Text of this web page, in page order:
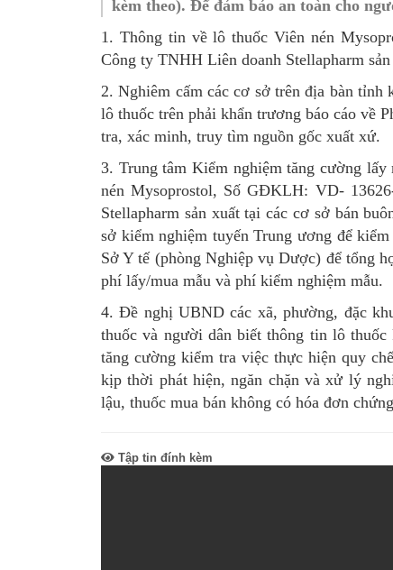
Kế
Cơ
LỊCH SỬ Y TẾ
QUY CHẾ LÀM VIỆC
kèm theo). Để đảm bảo an toàn cho
1. Thông tin về lô thuốc Viên nén
Công ty TNHH Liên doanh Stellapharm
2. Nghiêm cấm các cơ sở trên địa bàn
lô thuốc trên phải khẩn trương báo cáo về
tra, xác minh, truy tìm nguồn gốc xuất xứ.
3. Trung tâm Kiểm nghiệm tăng cường
nén Mysoprostol, Số GĐKLH: VD-
Stellapharm sản xuất tại các cơ sở bán
sở kiểm nghiệm tuyến Trung ương để
Sở Y tế (phòng Nghiệp vụ Dược) để tổng
phí lấy/mua mẫu và phí kiểm nghiệm mẫu.
4. Đề nghị UBND các xã, phường, đặc
thuốc và người dân biết thông tin lô
tăng cường kiểm tra việc thực hiện quy
kịp thời phát hiện, ngăn chặn và xử lý
lậu, thuốc mua bán không có hóa đơn
Tập tin đính kèm